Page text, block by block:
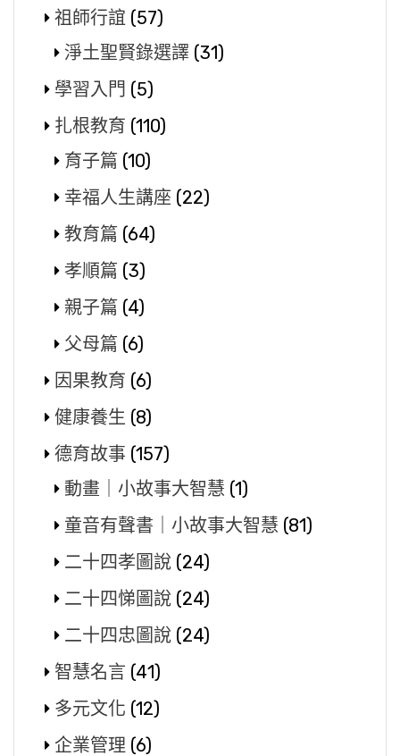
祖師行誼 (57)
淨土聖賢錄選譯 (31)
學習入門 (5)
扎根教育 (110)
育子篇 (10)
幸福人生講座 (22)
教育篇 (64)
孝順篇 (3)
親子篇 (4)
父母篇 (6)
因果教育 (6)
健康養生 (8)
德育故事 (157)
動畫｜小故事大智慧 (1)
童音有聲書｜小故事大智慧 (81)
二十四孝圖說 (24)
二十四悌圖說 (24)
二十四忠圖說 (24)
智慧名言 (41)
多元文化 (12)
企業管理 (6)